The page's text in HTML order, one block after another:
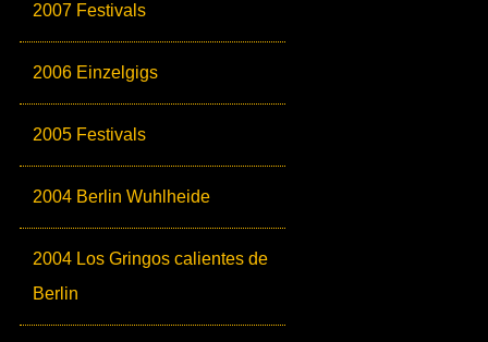
2007 Festivals
2006 Einzelgigs
2005 Festivals
2004 Berlin Wuhlheide
2004 Los Gringos calientes de
Berlin